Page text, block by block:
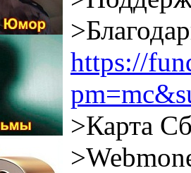
https://
>Карта